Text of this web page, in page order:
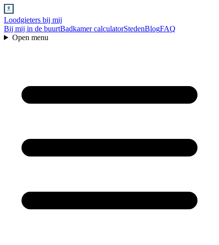
Loodgieters bij mij
Bij mij in de buurtBadkamer calculatorStedenBlogFAQ
Open menu